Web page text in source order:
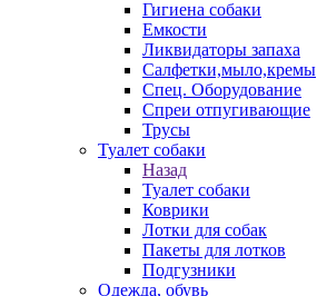
Гигиена собаки
Емкости
Ликвидаторы запаха
Салфетки,мыло,кремы
Спец. Оборудование
Спреи отпугивающие
Трусы
Туалет собаки
Назад
Туалет собаки
Коврики
Лотки для собак
Пакеты для лотков
Подгузники
Одежда, обувь